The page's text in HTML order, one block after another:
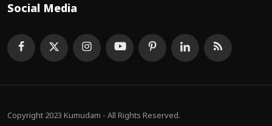
Social Media
Copyright 2023 Kumudam - All Rights Reserved.